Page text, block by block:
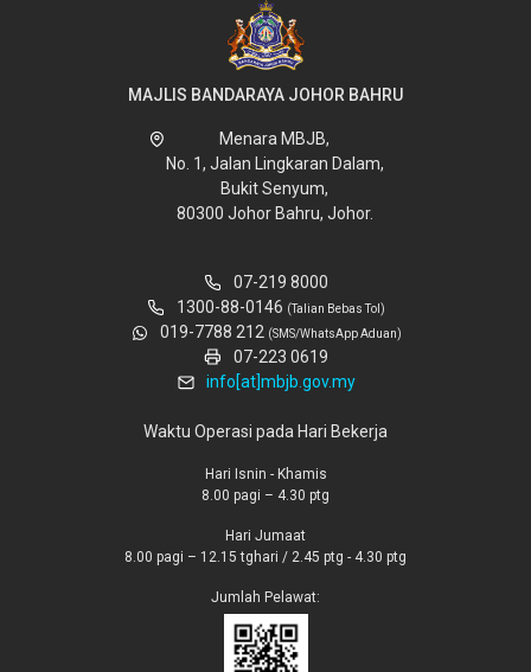
MAJLIS BANDARAYA JOHOR BAHRU
Menara MBJB,
No. 1, Jalan Lingkaran Dalam,
Bukit Senyum,
80300 Johor Bahru, Johor.
07-219 8000
1300-88-0146 (Talian Bebas Tol)
019-7788 212 (SMS/WhatsApp Aduan)
07-223 0619
info[at]mbjb.gov.my
Waktu Operasi pada Hari Bekerja
Hari Isnin - Khamis
8.00 pagi – 4.30 ptg
Hari Jumaat
8.00 pagi – 12.15 tghari / 2.45 ptg - 4.30 ptg
Jumlah Pelawat: